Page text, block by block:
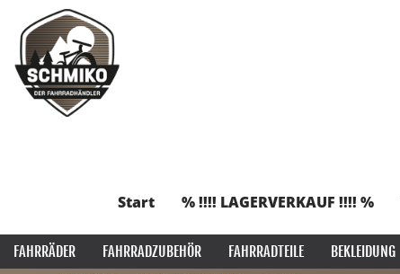
Start % !!!! LAGERVERKAUF !!!! %
FAHRRÄDER FAHRRADZUBEHÖR FAHRRADTEILE BEKLEIDUNG